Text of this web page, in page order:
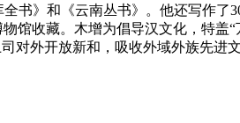
书》和《云南丛书》。他还写作
馆收藏。木增为倡导汉文化，特
对外开放新和，吸收外域外族先进